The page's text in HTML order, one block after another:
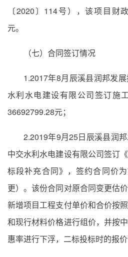
〔2020〕114号），该项目财
元。
（七）合同签订情况
1.2017年8月辰溪县润邦发
水利水电建设有限公司签订施
36692799.28元；
2.2019年9月25日辰溪县润
中交水利水电建设有限公司签订
标段补充合同》，签约合同价
更）。该份合同对原合同变更估
新增项目工程支付单价和合价按
和现行材料价格进行组价，并按
惠率进行下浮，二标投标时的报价